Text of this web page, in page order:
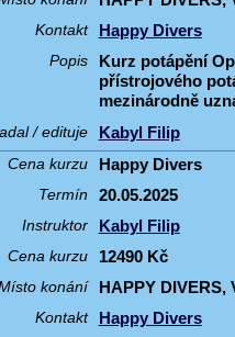
Kontakt Happy Divers
Popis
Kurz potápění
přístrojového
mezinárodně
/ edituje Kabyl Filip
Cena kurzu Happy Divers
Termín 20.05.2025
Instruktor Kabyl Filip
Cena kurzu 12490 Kč
konání HAPPY DIVERS,
Kontakt Happy Divers